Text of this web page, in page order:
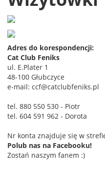
Adres do korespondencji:
Cat Club Feniks
ul. E.Plater 1
48-100 Głubczyce
e-mail: ccf@catclubfeniks.pl
tel. 880 550 530 - Piotr
tel. 604 591 962 - Dorota
Nr konta znajduje się w
Polub nas na Facebooku!
Zostań naszym fanem :)